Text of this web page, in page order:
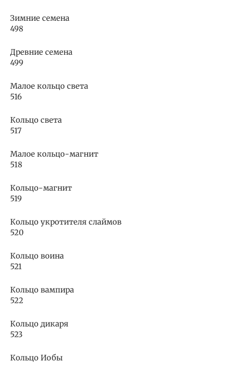
Зимние семена
498
Древние семена
499
Малое кольцо света
516
Кольцо света
517
Малое кольцо-магнит
518
Кольцо-магнит
519
Кольцо укротителя слаймов
520
Кольцо воина
521
Кольцо вампира
522
Кольцо дикаря
523
Кольцо Иобы